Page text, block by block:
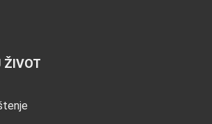
ŽIVOT